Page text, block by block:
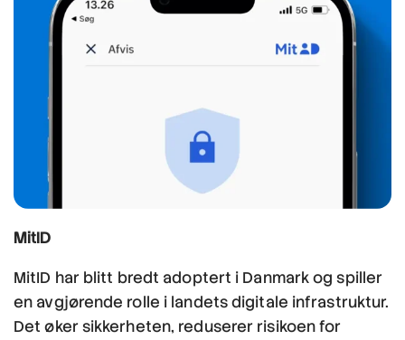
MitID
MitID har blitt bredt adoptert i Danmark og spiller
en avgjørende rolle i landets digitale infrastruktur.
Det øker sikkerheten, reduserer risikoen for